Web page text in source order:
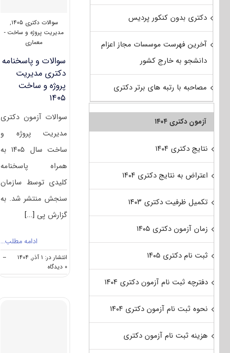
سوالات دکتری ۱۴۰۵
,
مدیریت پروژه و ساخت -
معماری
سوالات و پاسخنامه
دکتری مدیریت
پروژه و ساخت
۱۴۰۵
سوالات آزمون دکتری
مدیریت پروژه و
ساخت سال ۱۴۰۵ به
همراه پاسخنامه
کلیدی توسط سازمان
سنجش منتشر شد. به
گزارش پی[...]
ادامه مطلب…
انتشار در: ۱ آذر, ۱۴۰۴
--
۰ دیدگاه
on
سوالات
دکتری بدون کنکور پردیس
آخرین فهرست موسسات مجاز اعزام
دانشجو به خارج کشور
مصاحبه با رتبه های برتر دکتری
آزمون دکتری ۱۴۰۴
نتایج دکتری ۱۴۰۴
اعتراض به نتایج دکتری ۱۴۰۴
تکمیل ظرفیت دکتری ۱۴۰۳
زمان آزمون دکتری ۱۴۰۵
ثبت نام دکتری ۱۴۰۵
دفترچه ثبت نام آزمون دکتری ۱۴۰۴
نحوه ثبت نام آزمون دکتری ۱۴۰۴
هزینه ثبت نام آزمون دکتری